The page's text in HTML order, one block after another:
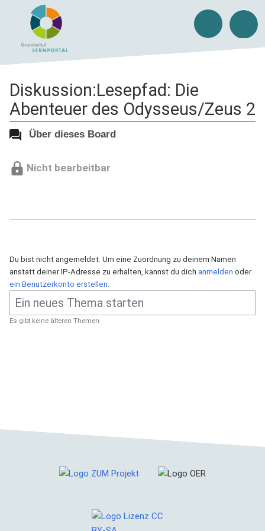
Diskussion:Lesepfad: Die
Abenteuer des Odysseus/Zeus 2
Über dieses Board
Nicht bearbeitbar
Du bist nicht angemeldet. Um eine Zuordnung zu deinem Namen
anstatt deiner IP-Adresse zu erhalten, kannst du dich anmelden oder
ein Benutzerkonto erstellen.
Es gibt keine älteren Themen